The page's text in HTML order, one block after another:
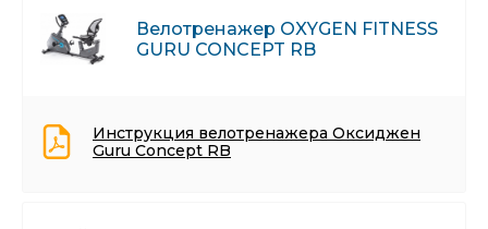
Велотренажер OXYGEN FITNESS
GURU CONCEPT RB
Инструкция велотренажера Оксиджен
Guru Concept RB